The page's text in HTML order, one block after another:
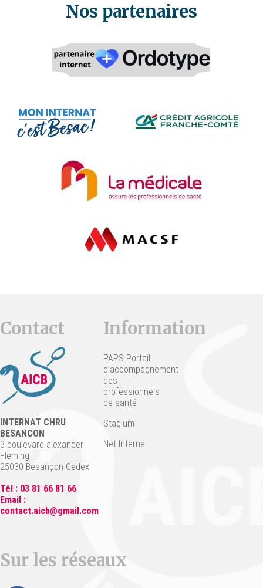
Nos partenaires
Contact
INTERNAT CHRU
BESANCON
3 boulevard alexander
Fleming
25030 Besançon Cedex
Tél : 03 81 66 81 66
Email :
contact.aicb@gmail.com
Information
PAPS Portail
d’accompagnement
des
professionnels
de santé
Stagium
Net Interne
Sur les réseaux